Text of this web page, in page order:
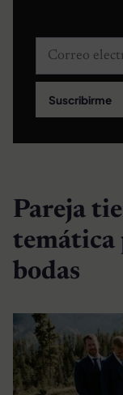
Correo
Suscribirme
Pareja
temática
bodas